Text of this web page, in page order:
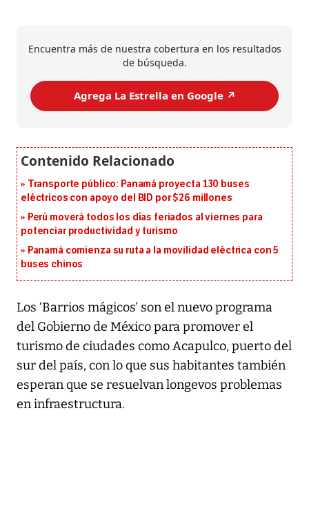
Encuentra más de nuestra cobertura en los resultados
de búsqueda.
Agrega La Estrella en Google ↗️
Transporte público: Panamá proyecta 130 buses
eléctricos con apoyo del BID por $26 millones
Perú moverá todos los días feriados al viernes para
potenciar productividad y turismo
Panamá comienza su ruta a la movilidad eléctrica con 5
buses chinos
Los ‘Barrios mágicos’ son el nuevo programa
del Gobierno de México para promover el
turismo de ciudades como Acapulco, puerto del
sur del país, con lo que sus habitantes también
esperan que se resuelvan longevos problemas
en infraestructura.